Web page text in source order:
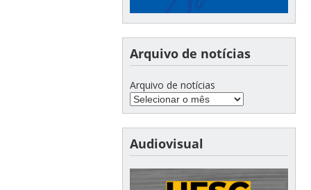
Arquivo de notícias
Arquivo de notícias
Audiovisual